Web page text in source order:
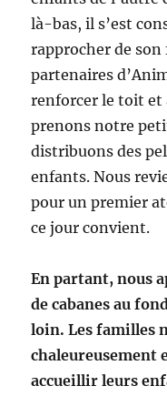
là-bas, il s’est
rapprocher de
partenaires
renforcer le toit et
prenons notre
distribuons des
enfants. Nous
pour un premier
ce jour convient.
En partant, nous
de cabanes au
loin. Les familles
chaleureusement
accueillir leurs